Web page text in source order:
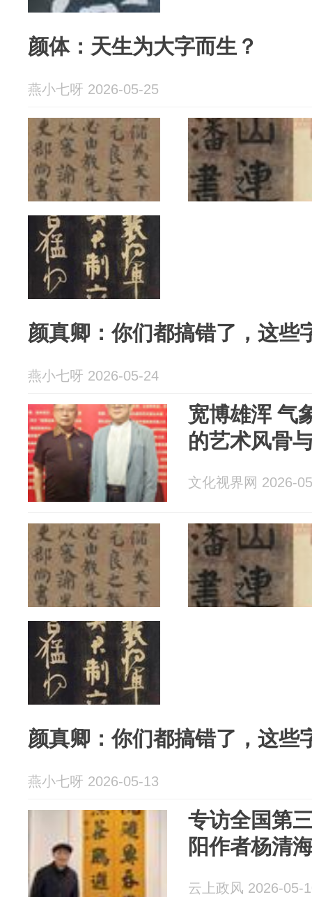
颜体：天生为大字而生？
燕小七呀 2026-05-25
颜真卿：你们都搞错了，这些
燕小七呀 2026-05-24
宽博雄浑
的艺术风骨
文化视界网 2026-
颜真卿：你们都搞错了，这些
燕小七呀 2026-05-13
专访全国第
阳作者杨清
云上政风 2026-05-